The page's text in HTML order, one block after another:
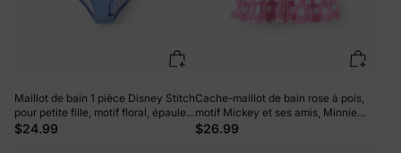
Maillot de bain 1 pièce Disney Stitch
pour petite fille, motif floral, épaules
dénudées, UPF 50+, bleu roi
$24.99
Cache-maillot de bain rose à pois,
motif Mickey et ses amis, Minnie
Mouse, capuche zippée et ourlet
$26.99